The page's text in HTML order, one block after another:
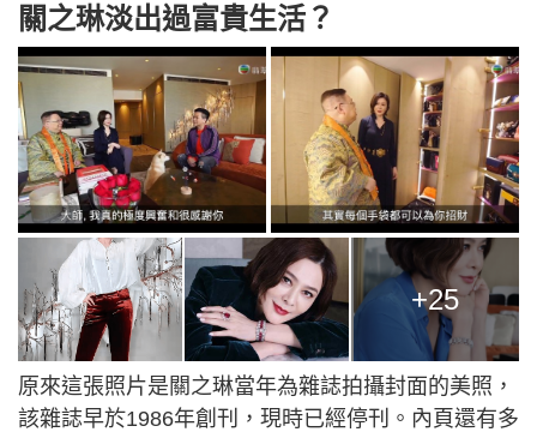
關之琳淡出過富貴生活？
+25
原來這張照片是關之琳當年為雜誌拍攝封面的美照，
該雜誌早於1986年創刊，現時已經停刊。內頁還有多